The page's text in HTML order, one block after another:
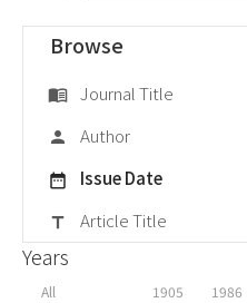
Browse
menu_book Journal Title
person Author
date_range Issue Date
title Article Title
Years
All 1905 1986